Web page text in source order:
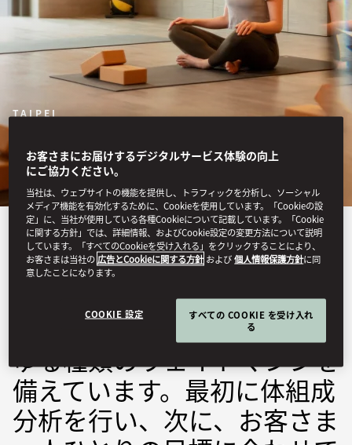
TAIPEI
フィットネス
洗練を極める市内中心地で、
ワンランク上のフィットネス
体験を。最新式のトレッドミ
ル、クロストレーナー、あら
ゆる種類のウェイトマシンを
備えています。最初に体組成
分析を行い、次に、お客さま
お客さまにお届けするデジタルサービス体験の向上
にご協力ください。
当社は、ウェブサイトの機能を提供し、トラフィックを分析し、ソーシャル
メディア機能を有効化するために、Cookieを使用しています。「Cookieの設
定」に、当社が使用している各種Cookieについて記載しています。「Cookie
に関する方針」では、詳細情報、およびCookie設定の変更方法について説明
しています。「すべてのCookieを受け入れる」をクリックすることにより、
お客さまは当社の 広告とCookieに関する方針 および個人情報保護方針に同
意したことになります。
COOKIE 設定
すべての COOKIE を受け入れ
る